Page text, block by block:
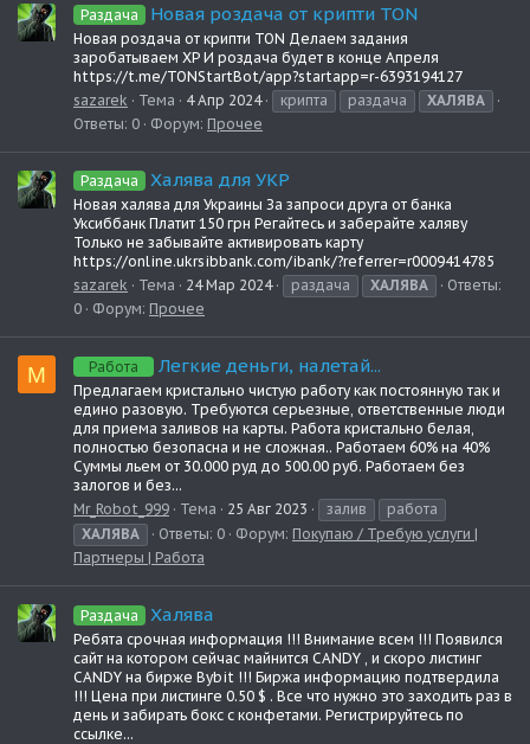
Раздача Новая роздача от крипти TON
Новая роздача от крипти TON Делаем задания
заробатываем XP И роздача будет в конце Апреля
https://t.me/TONStartBot/app?startapp=r-6393194127
sazarek
Тема 4 Апр 2024 крипта раздача
ХАЛЯВА
Ответы: 0
Форум: Прочее
Раздача Халява для УКР
Новая халява для Украины За запроси друга от банка
Уксиббанк Платит 150 грн Регайтесь и заберайте халяву
Только не забывайте активировать карту
https://online.ukrsibbank.com/ibank/?referrer=r0009414785
sazarek
Тема 24 Мар 2024 раздача ХАЛЯВА
Ответы:
0
Форум: Прочее
M Работа Легкие деньги, налетай...
Предлагаем кристально чистую работу как постоянную так и
едино разовую. Требуются серьезные, ответственные люди
для приема заливов на карты. Работа кристально белая,
полностью безопасна и не сложная.. Работаем 60% на 40%
Суммы льем от 30.000 руд до 500.00 руб. Работаем без
залогов и без...
Mr_Robot_999
Тема 25 Авг 2023 залив
работа
ХАЛЯВА
Ответы: 0 Форум: Покупаю / Требую услуги |
Партнеры | Работа
Раздача Халява
Ребята срочная информация !!! Внимание всем !!! Появился
сайт на котором сейчас майнится CANDY , и скоро листинг
CANDY на бирже Bybit !!! Биржа информацию подтвердила
!!! Цена при листинге 0.50 $ . Все что нужно это заходить раз в
день и забирать бокс с конфетами. Регистрируйтесь по
ссылке...